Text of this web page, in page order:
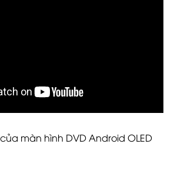
màn hình DVD Android OLED